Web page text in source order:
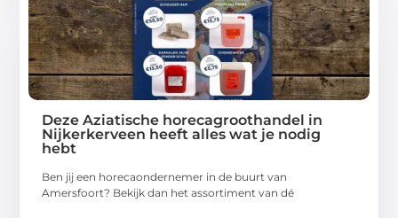
Deze Aziatische horecagroothandel in
Nijkerkerveen heeft alles wat je nodig
hebt
Ben jij een horecaondernemer in de buurt van
Amersfoort? Bekijk dan het assortiment van dé